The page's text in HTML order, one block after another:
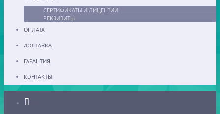
СЕРТИФИКАТЫ И ЛИЦЕНЗИИ
РЕКВИЗИТЫ
ОПЛАТА
ДОСТАВКА
ГАРАНТИЯ
КОНТАКТЫ